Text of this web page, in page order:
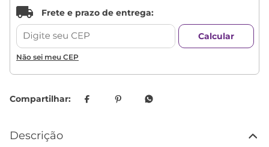
Não sei meu CEP
Descrição